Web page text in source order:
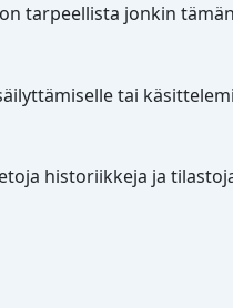
tarpeellista jonkin
tai
historiikkeja ja